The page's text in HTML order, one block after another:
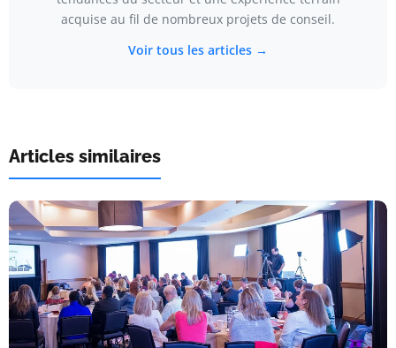
acquise au fil de nombreux projets de conseil.
Voir tous les articles →
Articles similaires